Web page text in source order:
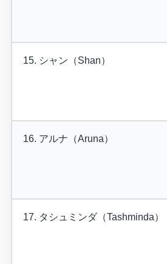
15. シャン（Shan）
16. アルナ（Aruna）
17. タシュミンダ（Tashminda）